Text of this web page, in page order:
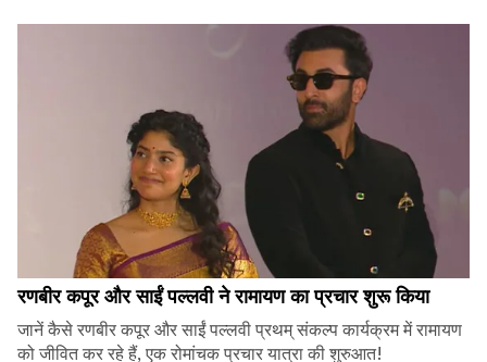
रणबीर कपूर और साईं पल्लवी ने रामायण का प्रचार शुरू किया
जानें कैसे रणबीर कपूर और साईं पल्लवी प्रथम् संकल्प कार्यक्रम में रामायण
को जीवित कर रहे हैं, एक रोमांचक प्रचार यात्रा की शुरुआत!